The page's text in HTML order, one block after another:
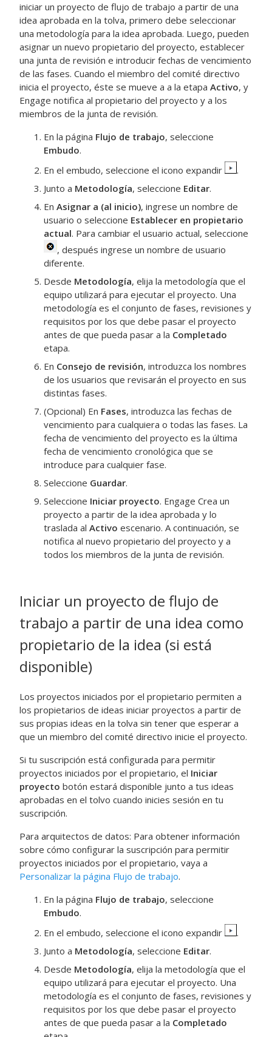
iniciar un proyecto de flujo de trabajo a partir de una
idea aprobada en la tolva, primero debe seleccionar
una metodología para la idea aprobada. Luego, pueden
asignar un nuevo propietario del proyecto, establecer
una junta de revisión e introducir fechas de vencimiento
de las fases. Cuando el miembro del comité directivo
inicia el proyecto, éste se mueve a a la etapa Activo, y
Engage notifica al propietario del proyecto y a los
miembros de la junta de revisión.
En la página Flujo de trabajo, seleccione
Embudo.
En el embudo, seleccione el icono expandir
.
Junto a Metodología, seleccione Editar.
En Asignar a (al inicio), ingrese un nombre de
usuario o seleccione Establecer en propietario
actual. Para cambiar el usuario actual, seleccione
, después ingrese un nombre de usuario
diferente.
Desde Metodología, elija la metodología que el
equipo utilizará para ejecutar el proyecto. Una
metodología es el conjunto de fases, revisiones y
requisitos por los que debe pasar el proyecto
antes de que pueda pasar a la Completado
etapa.
En Consejo de revisión, introduzca los nombres
de los usuarios que revisarán el proyecto en sus
distintas fases.
(Opcional) En Fases, introduzca las fechas de
vencimiento para cualquiera o todas las fases. La
fecha de vencimiento del proyecto es la última
fecha de vencimiento cronológica que se
introduce para cualquier fase.
Seleccione Guardar.
Seleccione Iniciar proyecto. Engage Crea un
proyecto a partir de la idea aprobada y lo
traslada al Activo escenario. A continuación, se
notifica al nuevo propietario del proyecto y a
todos los miembros de la junta de revisión.
Iniciar un proyecto de flujo de
trabajo a partir de una idea como
propietario de la idea (si está
disponible)
Los proyectos iniciados por el propietario permiten a
los propietarios de ideas iniciar proyectos a partir de
sus propias ideas en la tolva sin tener que esperar a
que un miembro del comité directivo inicie el proyecto.
Si tu suscripción está configurada para permitir
proyectos iniciados por el propietario, el Iniciar
proyecto botón estará disponible junto a tus ideas
aprobadas en el tolvo cuando inicies sesión en tu
suscripción.
Para arquitectos de datos: Para obtener información
sobre cómo configurar la suscripción para permitir
proyectos iniciados por el propietario, vaya a
Personalizar la página Flujo de trabajo.
En la página Flujo de trabajo, seleccione
Embudo.
En el embudo, seleccione el icono expandir
.
Junto a Metodología, seleccione Editar.
Desde Metodología, elija la metodología que el
equipo utilizará para ejecutar el proyecto. Una
metodología es el conjunto de fases, revisiones y
requisitos por los que debe pasar el proyecto
antes de que pueda pasar a la Completado